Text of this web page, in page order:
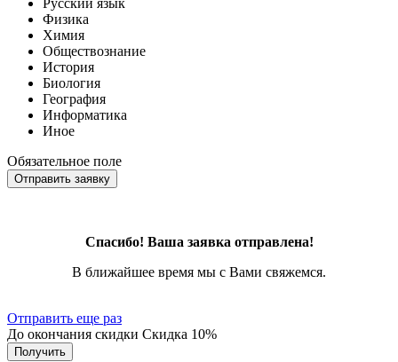
Русский язык
Физика
Химия
Обществознание
История
Биология
География
Информатика
Иное
Обязательное поле
Отправить заявку
Спасибо! Ваша заявка отправлена!
В ближайшее время мы с Вами свяжемся.
Отправить еще раз
До окончания скидки Скидка 10%
Получить